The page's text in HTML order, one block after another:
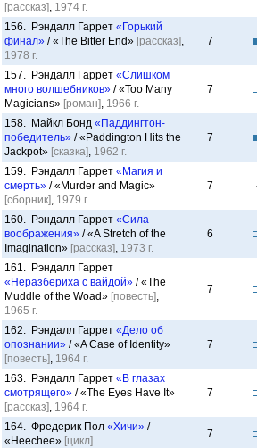
[рассказ], 1974 г.
156. Рэндалл Гаррет «Горький
финал» / «The Bitter End» [рассказ],
1978 г.
7
157. Рэндалл Гаррет «Слишком
много волшебников» / «Too Many
Magicians» [роман], 1966 г.
7
158. Майкл Бонд «Паддингтон-
победитель» / «Paddington Hits the
Jackpot» [сказка], 1962 г.
7
159. Рэндалл Гаррет «Магия и
смерть» / «Murder and Magic»
[сборник], 1979 г.
7
160. Рэндалл Гаррет «Сила
воображения» / «A Stretch of the
Imagination» [рассказ], 1973 г.
6
161. Рэндалл Гаррет
«Неразбериха с вайдой» / «The
Muddle of the Woad» [повесть],
1965 г.
7
162. Рэндалл Гаррет «Дело об
опознании» / «A Case of Identity»
[повесть], 1964 г.
7
163. Рэндалл Гаррет «В глазах
смотрящего» / «The Eyes Have It»
[рассказ], 1964 г.
7
164. Фредерик Пол «Хичи» /
«Heechee» [цикл]
7